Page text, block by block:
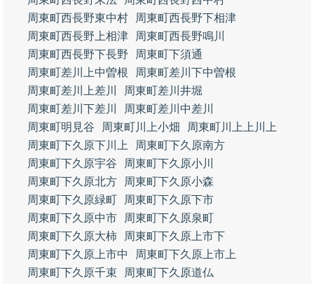
周東町西長野東中村
周東町西長野下相津
周東町西長野上相津
周東町西長野鳴川
周東町西長野下長野
周東町下須通
周東町差川上中曽根
周東町差川下中曽根
周東町差川上差川
周東町差川井堀
周東町差川下差川
周東町差川中差川
周東町明見谷
周東町川上小畑
周東町川上上川上
周東町下久原下川上
周東町下久原南方
周東町下久原宇谷
周東町下久原小川
周東町下久原北方
周東町下久原小森
周東町下久原緑町
周東町下久原下市
周東町下久原中市
周東町下久原泉町
周東町下久原大柿
周東町下久原上市下
周東町下久原上市中
周東町下久原上市上
周東町下久原千束
周東町下久原道仏